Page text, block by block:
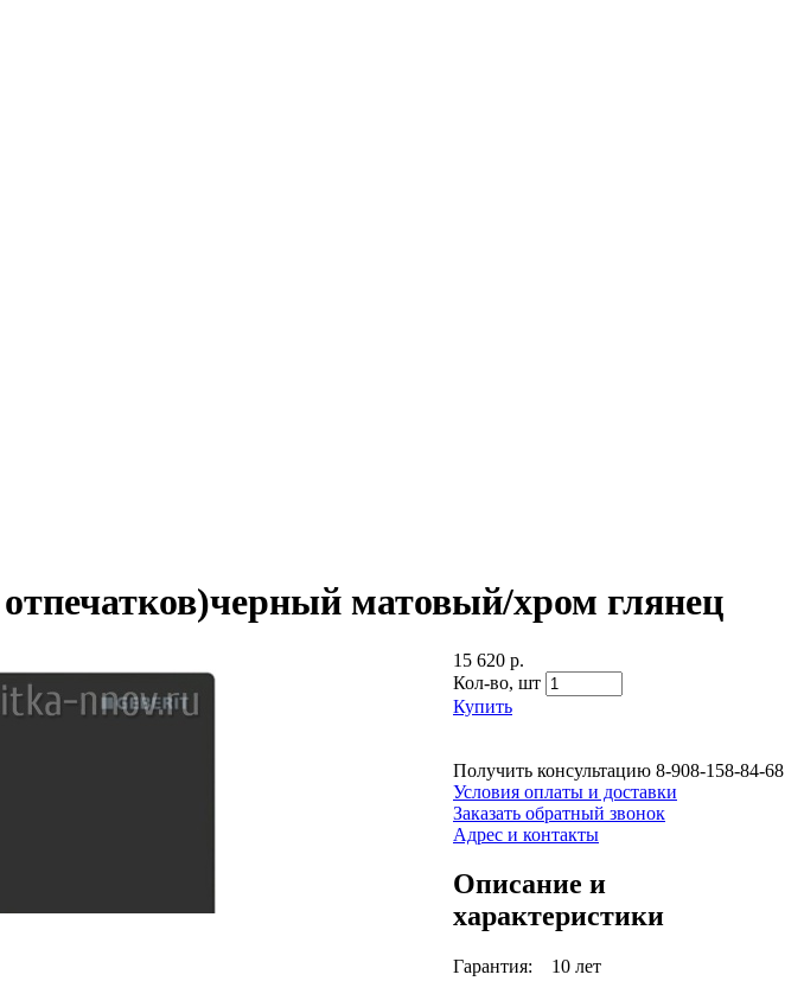
матовый/хром глянец
15 620 р.
Кол-во, шт
Купить
Получить консультацию 8-908-158-84-68
Условия оплаты и доставки
Заказать обратный звонок
Адрес и контакты
Описание и
характеристики
Гарантия: 10 лет